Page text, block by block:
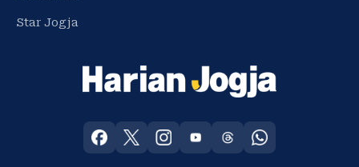
Star Jogja